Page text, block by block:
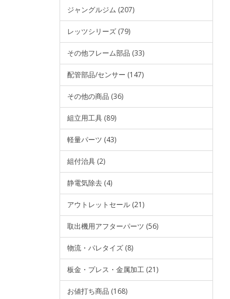
ジャングルジム (207)
レッツシリーズ (79)
その他フレーム部品 (33)
配管部品/センサー (147)
その他の商品 (36)
組立用工具 (89)
軽量パーツ (43)
組付治具 (2)
静電気除去 (4)
アウトレットセール (21)
取出機用アフターパーツ (56)
物流・パレタイズ (8)
板金・プレス・金属加工 (21)
お値打ち商品 (168)